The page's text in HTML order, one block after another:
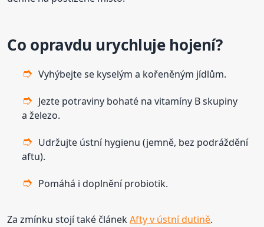
Co opravdu urychluje hojení?
Vyhýbejte se kyselým a kořeněným jídlům.
Jezte potraviny bohaté na vitamíny B skupiny
a železo.
Udržujte ústní hygienu (jemně, bez podráždění
aftu).
Pomáhá i doplnění probiotik.
Za zmínku stojí také článekAfty v ústní dutině.